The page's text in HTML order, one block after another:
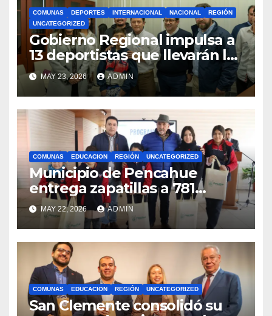
COMUNAS DEPORTES INTERNACIONAL NACIONAL
REGIÓN
UNCATEGORIZED
Gobierno Regional impulsa a
13 deportistas que llevarán la
bandera maulina a
competencias
internacionales
MAY 23, 2026 ADMIN
COMUNAS EDUCACION REGIÓN UNCATEGORIZED
Municipio de Pencahue
entrega zapatillas a 781
estudiantes con recursos del
Royalty Minero
MAY 22, 2026 ADMIN
COMUNAS EDUCACION REGIÓN UNCATEGORIZED
San Clemente consolidó su